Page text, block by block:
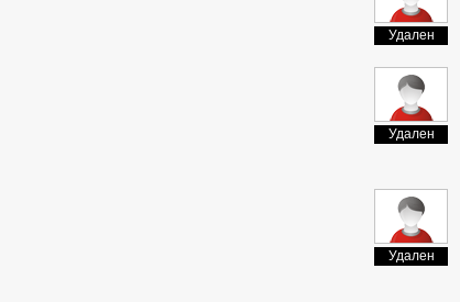
Удален
Удален
Удален